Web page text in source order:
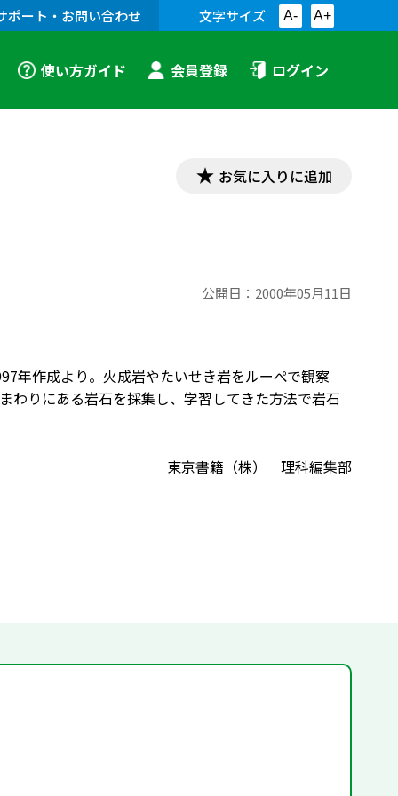
ポート・お問い合わせ 文字サイズ A- A+
使い方ガイド 会員登録 ログイン
お気に入りに追加
公開日： 2000年05月11日
年作成より。火成岩やたいせき岩をルーぺで観察
わりにある岩石を採集し、学習してきた方法で岩石
東京書籍（株） 理科編集部